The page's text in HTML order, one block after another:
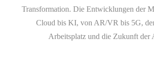
Transformation. Die Entwicklungen der
Cloud bis KI, von AR/VR bis 5G,
Arbeitsplatz und die Zukunft der